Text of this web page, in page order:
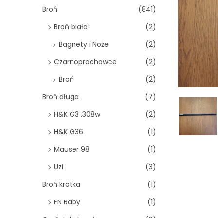
n
Broń
(841)
Broń biała
(2)
Bagnety i Noże
(2)
Czarnoprochowce
(2)
Broń
(2)
Broń długa
(7)
H&K G3 .308w
(2)
H&K G36
(1)
Mauser 98
(1)
Uzi
(3)
Broń krótka
(1)
FN Baby
(1)